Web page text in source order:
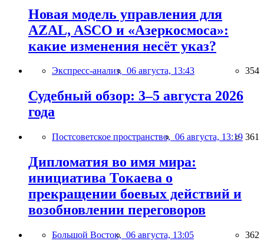
Новая модель управления для
AZAL, ASCO и «Азеркосмоса»:
какие изменения несёт указ?
Экспресс-анализ, 06 августа, 13:43 354
Судебный обзор: 3–5 августа 2026
года
Постсоветское пространство, 06 августа, 13:19 361
Дипломатия во имя мира:
инициатива Токаева о
прекращении боевых действий и
возобновлении переговоров
Большой Восток, 06 августа, 13:05 362